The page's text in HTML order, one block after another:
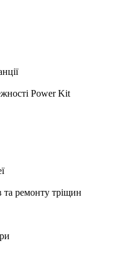
Power Kit
ремонту тріщин